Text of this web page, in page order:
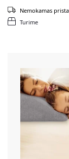
Turime
Nemokamas